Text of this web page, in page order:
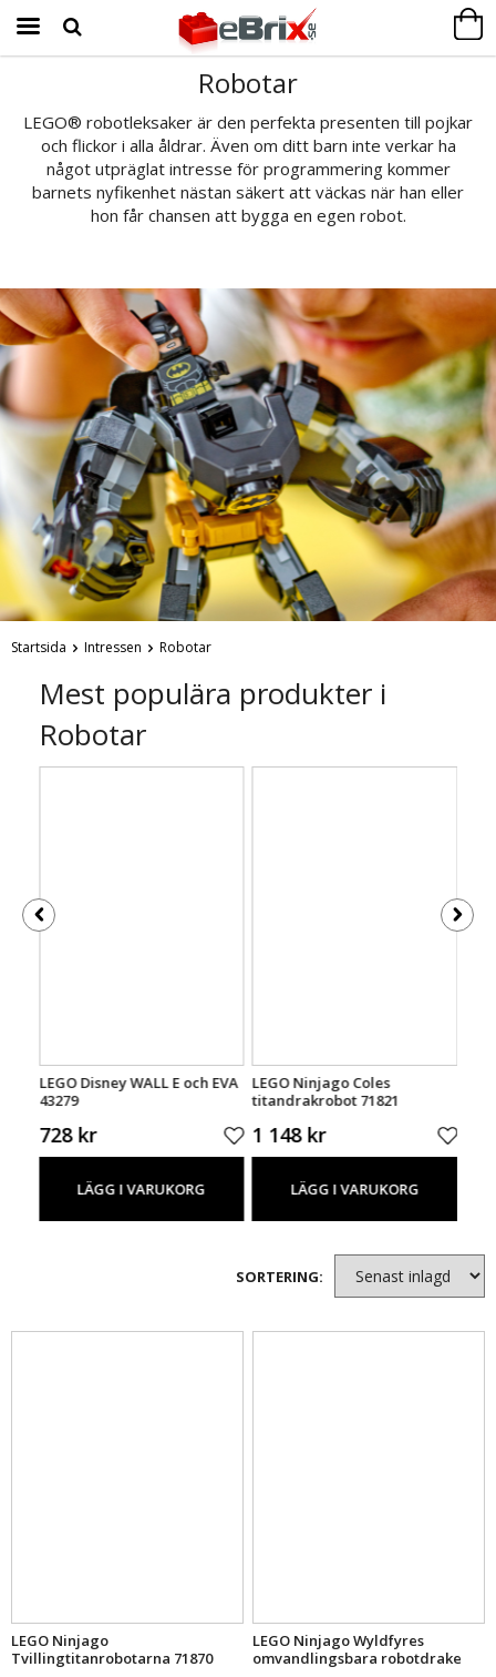
Robotar
LEGO® robotleksaker är den perfekta presenten till pojkar
och flickor i alla åldrar. Även om ditt barn inte verkar ha
något utpräglat intresse för programmering kommer
barnets nyfikenhet nästan säkert att väckas när han eller
hon får chansen att bygga en egen robot.
Startsida Intressen Robotar
Mest populära produkter i
Robotar
LEGO Disney WALL E och EVA
43279
728 kr
LÄGG I VARUKORG
LEGO Ninjago Coles
titandrakrobot 71821
1 148 kr
LÄGG I VARUKORG
SORTERING:
LEGO Ninjago
Tvillingtitanrobotarna 71870
LEGO Ninjago Wyldfyres
omvandlingsbara robotdrake